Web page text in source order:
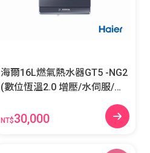
海爾16L燃氣熱水器GT5 -NG2
(數位恆溫2.0 增壓/水伺服/五
段火排) JSQ34-16GT5(NG2)
NT$30,000